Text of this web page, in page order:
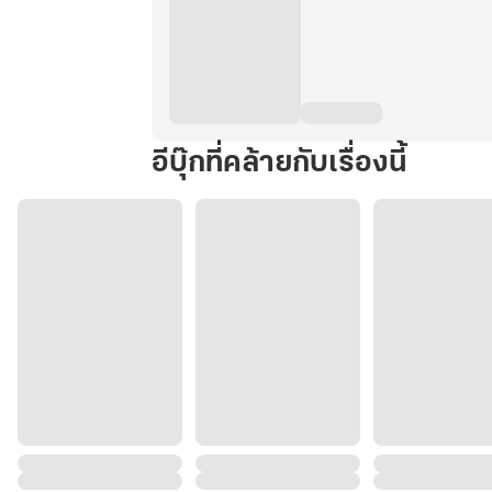
อีบุ๊กที่คล้ายกับเรื่องนี้